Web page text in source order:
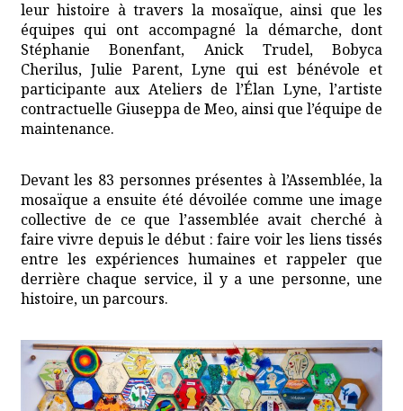
leur histoire à travers la mosaïque, ainsi que les
équipes qui ont accompagné la démarche, dont
Stéphanie Bonenfant, Anick Trudel, Bobyca
Cherilus, Julie Parent, Lyne qui est bénévole et
participante aux Ateliers de l’Élan Lyne, l’artiste
contractuelle Giuseppa de Meo, ainsi que l’équipe de
maintenance.
Devant les 83 personnes présentes à l’Assemblée, la
mosaïque a ensuite été dévoilée comme une image
collective de ce que l’assemblée avait cherché à
faire vivre depuis le début : faire voir les liens tissés
entre les expériences humaines et rappeler que
derrière chaque service, il y a une personne, une
histoire, un parcours.